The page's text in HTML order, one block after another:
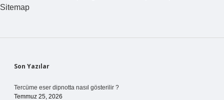
Sitemap
Sidebar
Son Yazılar
Tercüme eser dipnotta nasıl gösterilir ?
Temmuz 25, 2026